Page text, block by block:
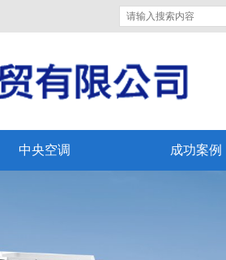
中央空调 成功案例